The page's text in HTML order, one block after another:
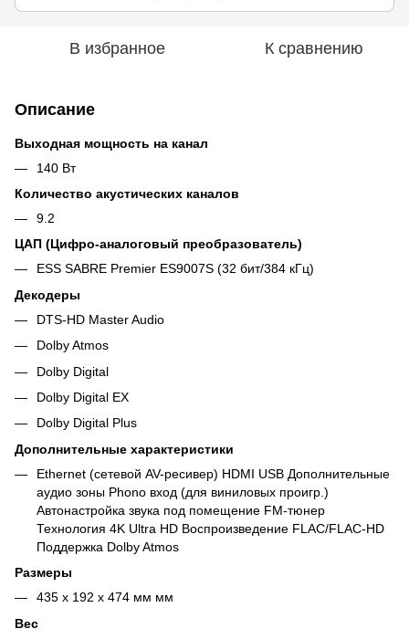
В избранное К сравнению
Описание
Выходная мощность на канал
140 Вт
Количество акустических каналов
9.2
ЦАП (Цифро-аналоговый преобразователь)
ESS SABRE Premier ES9007S (32 бит/384 кГц)
Декодеры
DTS-HD Master Audio
Dolby Atmos
Dolby Digital
Dolby Digital EX
Dolby Digital Plus
Дополнительные характеристики
Ethernet (сетевой AV-ресивер) HDMI USB Дополнительные
аудио зоны Phono вход (для виниловых проигр.)
Автонастройка звука под помещение FM-тюнер
Технология 4K Ultra HD Воспроизведение FLAC/FLAC-HD
Поддержка Dolby Atmos
Размеры
435 x 192 x 474 мм мм
Вес